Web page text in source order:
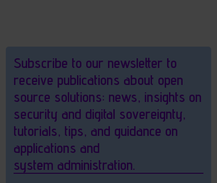
Subscribe to our newsletter to
receive publications about open
source solutions: news, insights on
security and digital sovereignty,
tutorials, tips, and guidance on
applications and
system administration.